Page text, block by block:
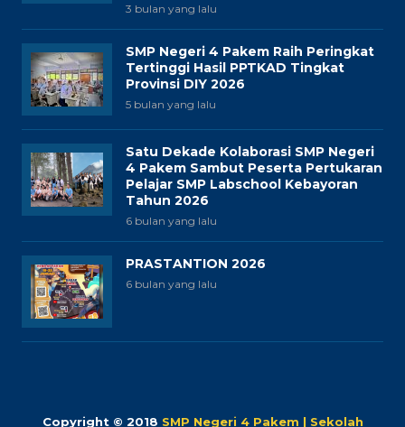
3 bulan yang lalu
SMP Negeri 4 Pakem Raih Peringkat
Tertinggi Hasil PPTKAD Tingkat
Provinsi DIY 2026
5 bulan yang lalu
Satu Dekade Kolaborasi SMP Negeri
4 Pakem Sambut Peserta Pertukaran
Pelajar SMP Labschool Kebayoran
Tahun 2026
6 bulan yang lalu
PRASTANTION 2026
6 bulan yang lalu
Copyright © 2018 SMP Negeri 4 Pakem | Sekolah